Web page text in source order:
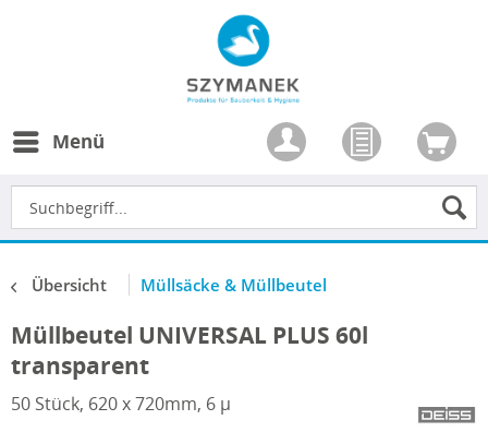
Menü
Übersicht Müllsäcke & Müllbeutel
Müllbeutel UNIVERSAL PLUS 60l
transparent
50 Stück, 620 x 720mm, 6 µ